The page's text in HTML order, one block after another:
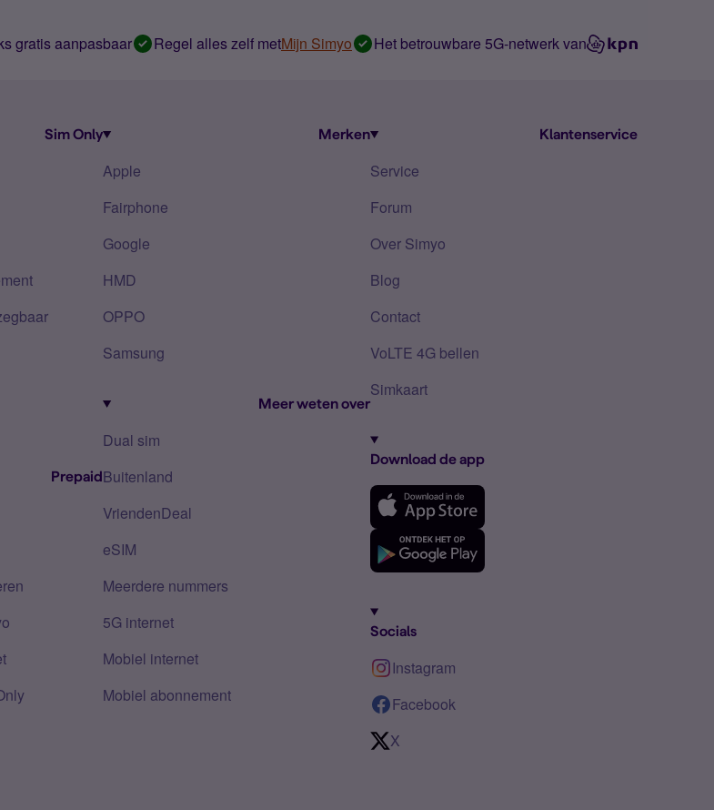
gratis aanpasbaar Regel alles zelf metMijn Simyo Het betrouwbare 5G-netwerk van
Sim Only
Prepaid
Merken
Apple
Fairphone
Google
HMD
OPPO
Samsung
Meer weten over
Dual sim
Buitenland
VriendenDeal
eSIM
Meerdere nummers
5G internet
Mobiel internet
Mobiel abonnement
Klantenservice
Service
Forum
Over Simyo
Blog
Contact
VoLTE 4G bellen
Simkaart
Download de app
Socials
Instagram
Facebook
X